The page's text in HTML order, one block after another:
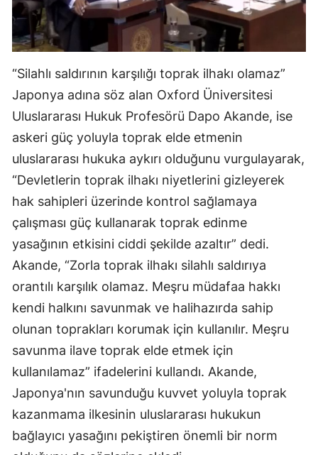
“Silahlı saldırının karşılığı toprak ilhakı olamaz”
Japonya adına söz alan Oxford Üniversitesi
Uluslararası Hukuk Profesörü Dapo Akande, ise
askeri güç yoluyla toprak elde etmenin
uluslararası hukuka aykırı olduğunu vurgulayarak,
“Devletlerin toprak ilhakı niyetlerini gizleyerek
hak sahipleri üzerinde kontrol sağlamaya
çalışması güç kullanarak toprak edinme
yasağının etkisini ciddi şekilde azaltır” dedi.
Akande, “Zorla toprak ilhakı silahlı saldırıya
orantılı karşılık olamaz. Meşru müdafaa hakkı
kendi halkını savunmak ve halihazırda sahip
olunan toprakları korumak için kullanılır. Meşru
savunma ilave toprak elde etmek için
kullanılamaz” ifadelerini kullandı. Akande,
Japonya'nın savunduğu kuvvet yoluyla toprak
kazanmama ilkesinin uluslararası hukukun
bağlayıcı yasağını pekiştiren önemli bir norm